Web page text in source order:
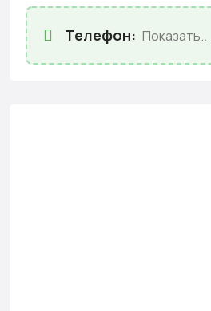
Телефон: Показать..